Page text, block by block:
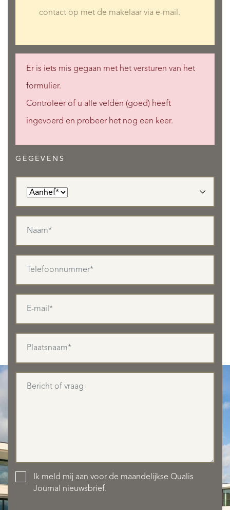
contact op met de makelaar via e-mail.
Er is iets mis gegaan met het versturen van het
formulier.
Controleer of u alle velden (goed) heeft
ingevoerd en probeer het nog een keer.
GEGEVENS
Ik meld mij aan voor de maandelijkse Qualis
Journal nieuwsbrief.